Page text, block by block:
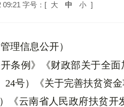
09:21 字号：[ 大 中 小 ]
理信息公开）
条例》《财政部关于全面
号）《关于完善扶贫资
《云南省人民政府扶贫开